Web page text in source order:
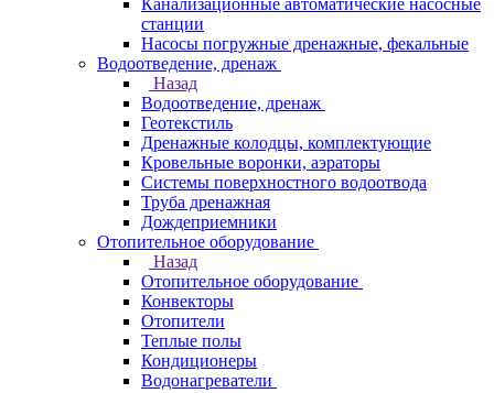
Канализационные автоматические насосные
станции
Насосы погружные дренажные, фекальные
Водоотведение, дренаж
Назад
Водоотведение, дренаж
Геотекстиль
Дренажные колодцы, комплектующие
Кровельные воронки, аэраторы
Системы поверхностного водоотвода
Труба дренажная
Дождеприемники
Отопительное оборудование
Назад
Отопительное оборудование
Конвекторы
Отопители
Теплые полы
Кондиционеры
Водонагреватели